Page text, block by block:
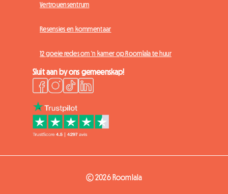
Vertrouensentrum
Resensies en kommentaar
12 goeie redes om 'n kamer op Roomlala te huur
Sluit aan by ons gemeenskap!
© 2026 Roomlala